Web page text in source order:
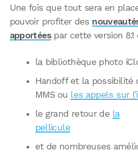
Une fois que tout sera en
pouvoir profiter des
apportéespar cette version 8.1
la bibliothèque photo
Handoff et la possibilité
MMS ou les appels sur
le grand retour de la
pellicule
et de nombreuses